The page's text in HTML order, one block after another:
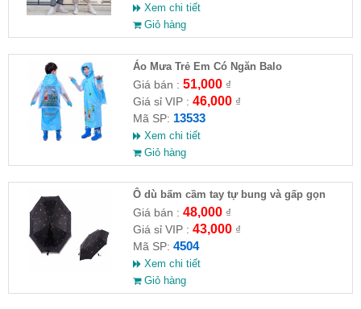
Xem chi tiết
Giỏ hàng
Áo Mưa Trẻ Em Có Ngăn Balo
Giá bán : 51,000₫
Giá sỉ VIP : 46,000₫
Mã SP: 13533
Xem chi tiết
Giỏ hàng
Ô dù bấm cầm tay tự bung và gấp gọn
Giá bán : 48,000₫
Giá sỉ VIP : 43,000₫
Mã SP: 4504
Xem chi tiết
Giỏ hàng